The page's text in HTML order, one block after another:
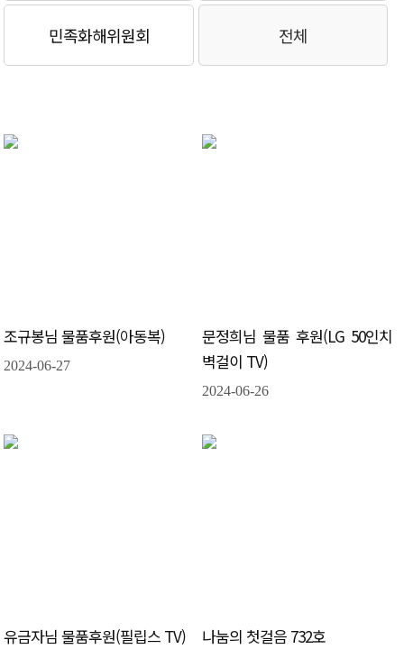
민족화해위원회 전체
조규봉님 물품후원(아동복)
2024-06-27
문정희님 물품 후원(LG 50인치
벽걸이 TV)
2024-06-26
유금자님 물품후원(필립스 TV) 나눔의 첫걸음 732호